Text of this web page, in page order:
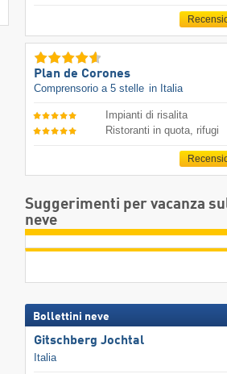
Plan de Corones
Comprensorio a 5 stelle in Italia
Impianti di risalita
Ristoranti in quota, rifugi
Suggerimenti per vacanza
neve
Bollettini neve
Gitschberg Jochtal
Italia